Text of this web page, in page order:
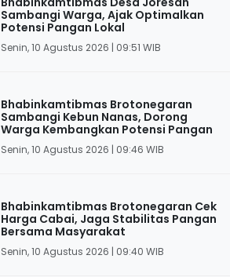
Sambangi Warga, Ajak Optimalkan
Potensi Pangan Lokal
Senin, 10 Agustus 2026 | 09:51 WIB
Bhabinkamtibmas Brotonegaran
Sambangi Kebun Nanas, Dorong
Warga Kembangkan Potensi Pangan
Senin, 10 Agustus 2026 | 09:46 WIB
Bhabinkamtibmas Brotonegaran Cek
Harga Cabai, Jaga Stabilitas Pangan
Bersama Masyarakat
Senin, 10 Agustus 2026 | 09:40 WIB